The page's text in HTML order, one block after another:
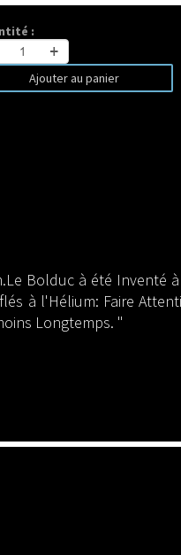
:
+
Ajouter au panier
Bolduc à été Inventé
à l'Hélium: Faire
Longtemps. "